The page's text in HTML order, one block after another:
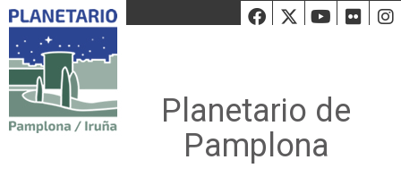
Facebook
Twiiter
Planetario de
Pamplona